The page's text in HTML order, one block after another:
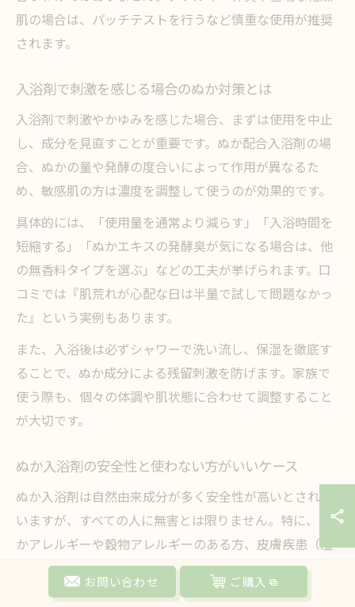
肌の場合は、パッチテストを行うなど慎重な使用が推奨
されます。
入浴剤で刺激を感じる場合のぬか対策とは
入浴剤で刺激やかゆみを感じた場合、まずは使用を中止
し、成分を見直すことが重要です。ぬか配合入浴剤の場
合、ぬかの量や発酵の度合いによって作用が異なるた
め、敏感肌の方は濃度を調整して使うのが効果的です。
具体的には、「使用量を通常より減らす」「入浴時間を
短縮する」「ぬかエキスの発酵臭が気になる場合は、他
の無香料タイプを選ぶ」などの工夫が挙げられます。口
コミでは『肌荒れが心配な日は半量で試して問題なかっ
た』という実例もあります。
また、入浴後は必ずシャワーで洗い流し、保湿を徹底す
ることで、ぬか成分による残留刺激を防げます。家族で
使う際も、個々の体調や肌状態に合わせて調整すること
が大切です。
ぬか入浴剤の安全性と使わない方がいいケース
ぬか入浴剤は自然由来成分が多く安全性が高いとされて
いますが、すべての人に無害とは限りません。特に、ぬ
かアレルギーや穀物アレルギーのある方、皮膚疾患（湿
疹・傷口・感染症等）がある場合は使用を避けましょ
お問い合わせ ご購入